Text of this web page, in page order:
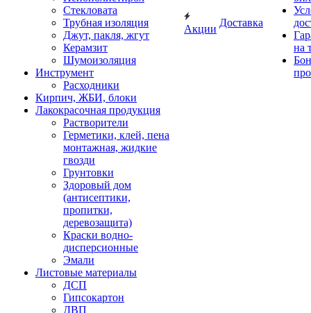
Стекловата
Трубная изоляция
Джут, пакля, жгут
Керамзит
Шумоизоляция
Инструмент
Расходники
Кирпич, ЖБИ, блоки
Лакокрасочная продукция
Растворители
Герметики, клей, пена
монтажная, жидкие
гвозди
Грунтовки
Здоровый дом
(антисептики,
пропитки,
деревозащита)
Краски водно-
дисперсионные
Эмали
Листовые материалы
ДСП
Гипсокартон
ДВП
Акции
Доставка
на